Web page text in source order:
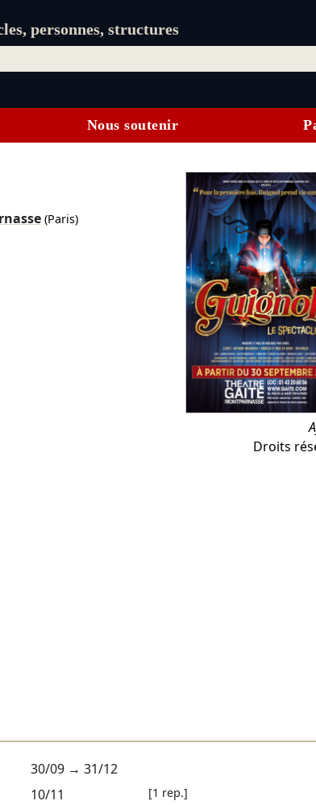
personnes, structures
Nous soutenir
Droits
(Paris)
30/09→ 31/12
10/11 [1 rep.]